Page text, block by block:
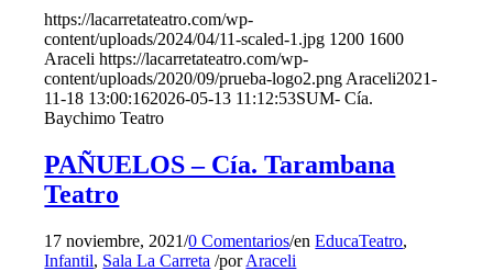
https://lacarretateatro.com/wp-
content/uploads/2024/04/11-scaled-1.jpg 1200 1600
Araceli https://lacarretateatro.com/wp-
content/uploads/2020/09/prueba-logo2.png Araceli2021-
11-18 13:00:162026-05-13 11:12:53SUM- Cía.
Baychimo Teatro
PAÑUELOS – Cía. Tarambana
Teatro
17 noviembre, 2021/0 Comentarios/enEducaTeatro,
Infantil, Sala La Carreta /porAraceli